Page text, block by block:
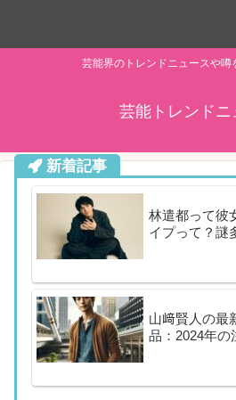
芸能界のトレンドニュースや噂
芸能トレンドニ
新着記事
林遣都って彼
イプって？謎
山﨑賢人の最
品：2024年の